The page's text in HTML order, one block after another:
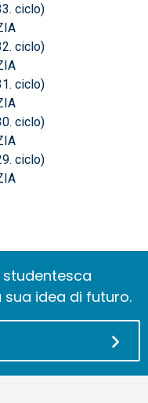
ciclo)
ciclo)
ciclo)
ciclo)
ciclo)
studentesca
sua idea di futuro.